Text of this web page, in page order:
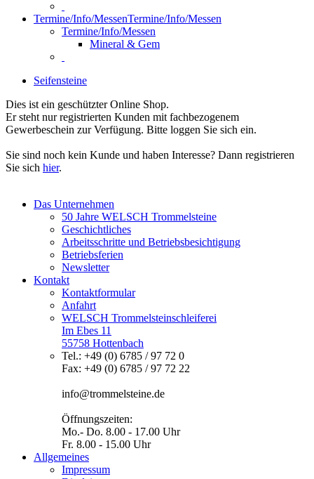
Termine/Info/MessenTermine/Info/Messen
Termine/Info/Messen
Mineral & Gem
Seifensteine
Dies ist ein geschützter Online Shop.
Er steht nur registrierten Kunden mit fachbezogenem
Gewerbeschein zur Verfügung. Bitte loggen Sie sich ein.
Sie sind noch kein Kunde und haben Interesse? Dann registrieren
Sie sich hier.
Das Unternehmen
50 Jahre WELSCH Trommelsteine
Geschichtliches
Arbeitsschritte und Betriebsbesichtigung
Betriebsferien
Newsletter
Kontakt
Kontaktformular
Anfahrt
WELSCH Trommelsteinschleiferei
Im Ebes 11
55758 Hottenbach
Tel.: +49 (0) 6785 / 97 72 0
Fax: +49 (0) 6785 / 97 72 22
info@trommelsteine.de
Öffnungszeiten:
Mo.- Do. 8.00 - 17.00 Uhr
Fr. 8.00 - 15.00 Uhr
Allgemeines
Impressum